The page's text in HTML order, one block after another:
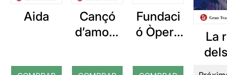
Aida
Cançó
d’amor i
guerra
Fundaci
ó Òpera
Cataluny
La